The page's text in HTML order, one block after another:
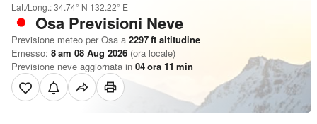
Lat./Long.:34.74° N 132.22° E
Osa Previsioni Neve
Previsione meteo per Osa a 2297ft altitudine
Emesso: 8 am 08 Aug 2026 (ora locale)
Previsione neve aggiornata in 04ora 11 min